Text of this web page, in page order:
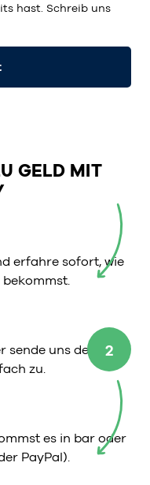
hast. Schreib uns
GELD MIT
erfahre sofort, wie
2
sende uns deinen
zu.
es in bar oder
PayPal).